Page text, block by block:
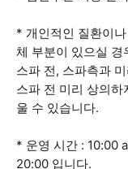
* 개인적인 질환이
체 부분이 있으실 경
스파 전, 스파측과
스파 전 미리 상의
울 수 있습니다.
* 운영 시간 : 10:00
20:00 입니다.